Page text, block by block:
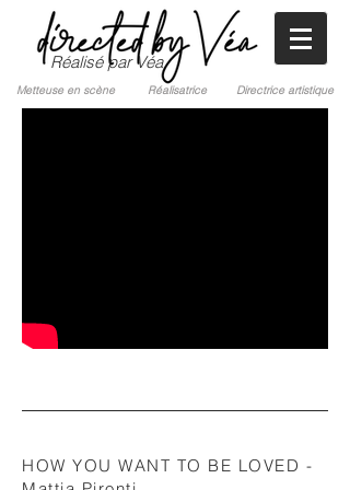
Metteuse en scène Réalisatrice Directrice artistique
Réalisé par Véa
HOW YOU WANT TO BE LOVED -